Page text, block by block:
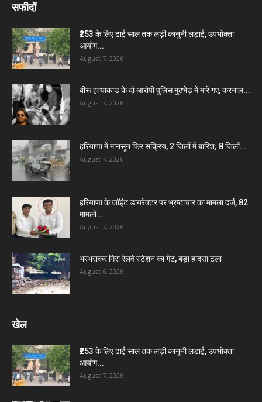
सफीदों
₹253 के लिए ढाई साल तक लड़ी कानूनी लड़ाई, उपभोक्ता
आयोग...
August 7, 2026
बीरू हत्याकांड के दो आरोपी पुलिस मुठभेड़ में मारे गए, करनाल...
August 7, 2026
हरियाणा में मानसून फिर सक्रिय, 2 जिलों में बारिश; 8 जिलों...
August 7, 2026
हरियाणा के जॉइंट डायरेक्टर पर भ्रष्टाचार का मामला दर्ज, 82
मामलों...
August 7, 2026
भरभराकर गिरा रेलवे स्टेशन का गेट, बड़ा हादसा टला
August 6, 2026
खेल
₹253 के लिए ढाई साल तक लड़ी कानूनी लड़ाई, उपभोक्ता
आयोग...
August 7, 2026